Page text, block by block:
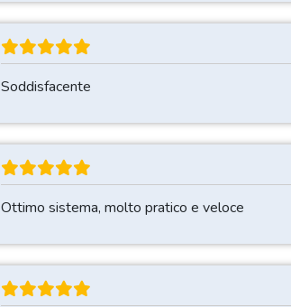
Soddisfacente
Ottimo sistema, molto pratico e veloce